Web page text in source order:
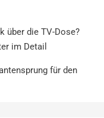
über die TV-Dose?
im Detail
für den